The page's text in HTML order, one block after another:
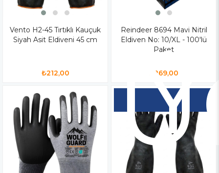
Vento H2-45 Tırtıklı Kauçuk
Siyah Asit Eldiveni 45 cm
₺212,00
Reindeer 8694 Mavi Nitril
Eldiven No: 10/XL - 100'lü
Paket
₺269,00